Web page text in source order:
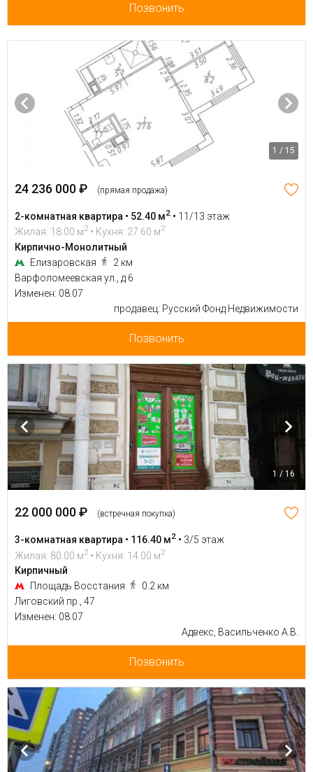
Позвонить
1 / 15
24 236 000 ₽ (прямая продажа)
2-комнатная квартира • 52.40 м2 • 11/13 этаж
Жилая: 18.00 м2 • Кухня: 27.60 м2
Кирпично-Монолитный
Елизаровская
2 км
Варфоломеевская ул., д 6
Изменен: 08.07
продавец: Русский Фонд Недвижимости
Позвонить
1 / 16
22 000 000 ₽ (встречная покупка)
3-комнатная квартира • 116.40 м2 • 3/5 этаж
Жилая: 80.00 м2 • Кухня: 14.00 м2
Кирпичный
Площадь Восстания
0.2 км
Лиговский пр., 47
Изменен: 08.07
Адвекс, Васильченко А.В.
Позвонить